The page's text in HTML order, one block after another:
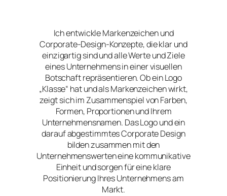
Ich entwickle Markenzeichen und
Corporate-Design-Konzepte, die klar und
einzigartig sind und alle Werte und Ziele
eines Unternehmens in einer visuellen
Botschaft repräsentieren. Ob ein Logo
„Klasse“ hat und als Markenzeichen wirkt,
zeigt sich im Zusammenspiel von Farben,
Formen, Proportionen und Ihrem
Unternehmensnamen. Das Logo und ein
darauf abgestimmtes Corporate Design
bilden zusammen mit den
Unternehmenswerten eine kommunikative
Einheit und sorgen für eine klare
Positionierung Ihres Unternehmens am
Markt.